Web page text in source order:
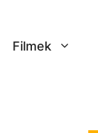
Filmek